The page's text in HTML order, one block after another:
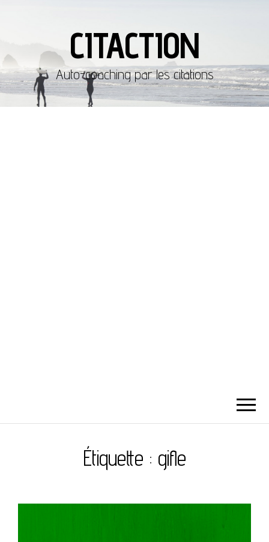
CITACTION
Auto-coaching par les citations
Étiquette : gifle